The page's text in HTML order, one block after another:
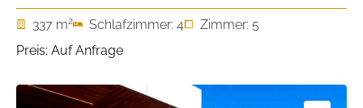
337 m2 Schlafzimmer: 4
Zimmer: 5
Preis: Auf Anfrage